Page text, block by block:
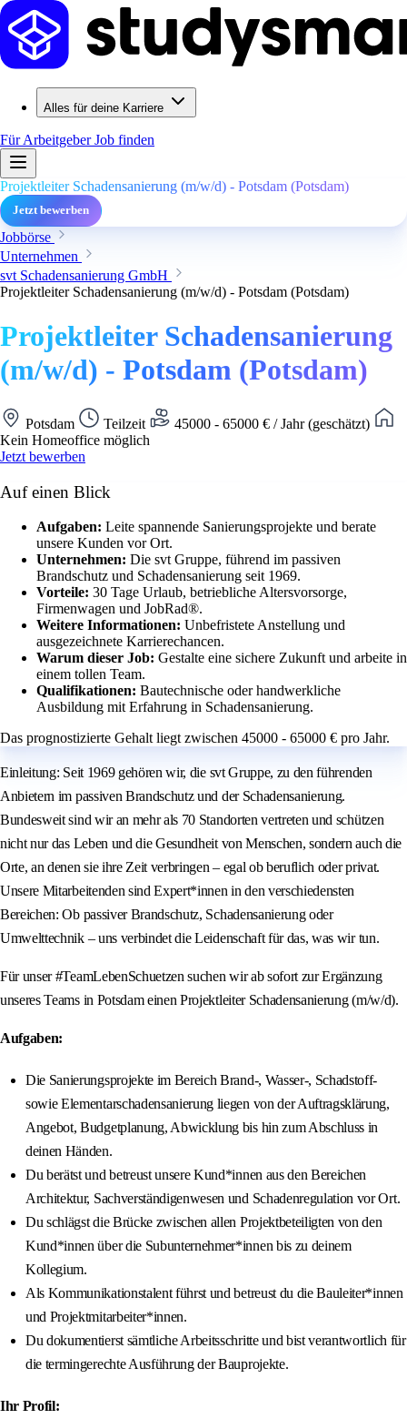
Alles für deine Karriere
Für ArbeitgeberJob finden
Projektleiter Schadensanierung (m/w/d) - Potsdam (Potsdam)
Jetzt bewerben
Jobbörse
Unternehmen
svt Schadensanierung GmbH
Projektleiter Schadensanierung (m/w/d) - Potsdam (Potsdam)
Projektleiter Schadensanierung
(m/w/d) - Potsdam (Potsdam)
Potsdam Teilzeit
45000 - 65000 € / Jahr (geschätzt)
Kein Homeoffice möglich
Jetzt bewerben
Auf einen Blick
Aufgaben: Leite spannende Sanierungsprojekte und berate
unsere Kunden vor Ort.
Unternehmen: Die svt Gruppe, führend im passiven
Brandschutz und Schadensanierung seit 1969.
Vorteile: 30 Tage Urlaub, betriebliche Altersvorsorge,
Firmenwagen und JobRad®.
Weitere Informationen: Unbefristete Anstellung und
ausgezeichnete Karrierechancen.
Warum dieser Job: Gestalte eine sichere Zukunft und arbeite in
einem tollen Team.
Qualifikationen: Bautechnische oder handwerkliche
Ausbildung mit Erfahrung in Schadensanierung.
Das prognostizierte Gehalt liegt zwischen 45000 - 65000 € pro Jahr.
Einleitung: Seit 1969 gehören wir, die svt Gruppe, zu den führenden
Anbietern im passiven Brandschutz und der Schadensanierung.
Bundesweit sind wir an mehr als 70 Standorten vertreten und schützen
nicht nur das Leben und die Gesundheit von Menschen, sondern auch die
Orte, an denen sie ihre Zeit verbringen – egal ob beruflich oder privat.
Unsere Mitarbeitenden sind Expert*innen in den verschiedensten
Bereichen: Ob passiver Brandschutz, Schadensanierung oder
Umwelttechnik – uns verbindet die Leidenschaft für das, was wir tun.
Für unser #TeamLebenSchuetzen suchen wir ab sofort zur Ergänzung
unseres Teams in Potsdam einen Projektleiter Schadensanierung (m/w/d).
Aufgaben:
Die Sanierungsprojekte im Bereich Brand-, Wasser-, Schadstoff-
sowie Elementarschadensanierung liegen von der Auftragsklärung,
Angebot, Budgetplanung, Abwicklung bis hin zum Abschluss in
deinen Händen.
Du berätst und betreust unsere Kund*innen aus den Bereichen
Architektur, Sachverständigenwesen und Schadenregulation vor Ort.
Du schlägst die Brücke zwischen allen Projektbeteiligten von den
Kund*innen über die Subunternehmer*innen bis zu deinem
Kollegium.
Als Kommunikationstalent führst und betreust du die Bauleiter*innen
und Projektmitarbeiter*innen.
Du dokumentierst sämtliche Arbeitsschritte und bist verantwortlich für
die termingerechte Ausführung der Bauprojekte.
Ihr Profil: